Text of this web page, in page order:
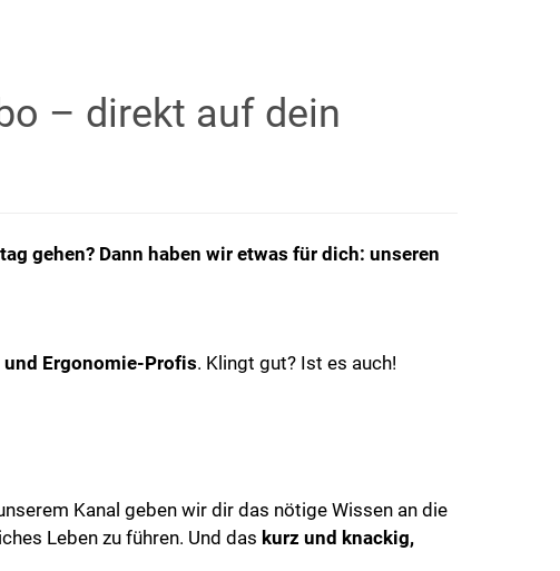
– direkt auf dein
gehen? Dann haben wir etwas für dich: unseren
Ergonomie-Profis. Klingt gut? Ist es auch!
Kanal geben wir dir das nötige Wissen an die
Leben zu führen. Und das kurz und knackig,